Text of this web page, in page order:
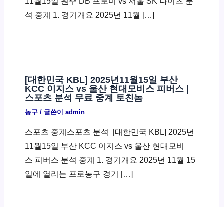
석 중계 1. 경기개요 2025년 11월 […]
[대한민국 KBL] 2025년11월15일 부산
KCC 이지스 vs 울산 현대모비스 피버스 |
스포츠 분석 무료 중계 토친놈
농구/ 글쓴이 admin
스포츠 중계스포츠 분석 ​ [대한민국 KBL] 2025년
11월15일 부산 KCC 이지스 vs 울산 현대모비
스 피버스 분석 중계 1. 경기개요 2025년 11월 15
일에 열리는 프로농구 경기 […]